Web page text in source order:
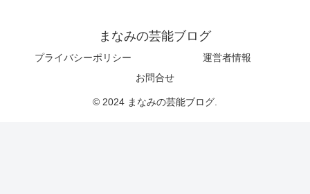
まなみの芸能ブログ
プライバシーポリシー
運営者情報
お問合せ
© 2024 まなみの芸能ブログ.